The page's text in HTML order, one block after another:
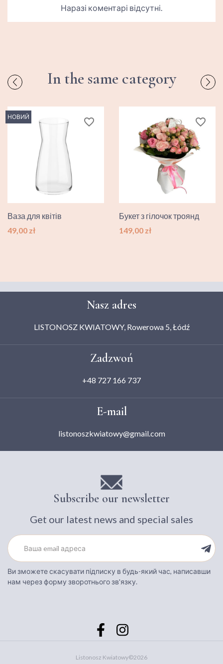
Наразі коментарі відсутні.
In the same category
Ваза для квітів
Ціна
49,00 zł
НОВИЙ favorite_border
Букет з гілочок троянд
Ціна
149,00 zł
favorite_border
Nasz adres
LISTONOSZ KWIATOWY, Rowerowa 5, Łódź
Zadzwoń
+48 727 166 737
E-mail
listonoszkwiatowy@gmail.com
Subscribe our newsletter
Get our latest news and special sales
Ви зможете скасувати підписку в будь-який час, написавши
нам через форму зворотнього зв'язку.
Listonosz Kwiatowy©2026